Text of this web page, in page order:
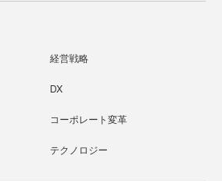
経営戦略
DX
コーポレート変革
テクノロジー